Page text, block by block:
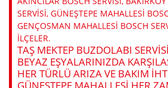
SERVISI, GÜNEŞTEPE MAHALLESI
GENÇOSMAN MAHALLESI BOSCH
ILÇELER.
TAŞ MEKTEP BUZDOLABI
BEYAZ EŞYALARINIZDA
HER TÜRLÜ ARIZA VE BAKIM